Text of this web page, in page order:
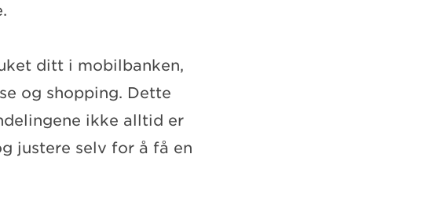
ditt i mobilbanken,
og shopping. Dette
ikke alltid er
justere selv for å få en